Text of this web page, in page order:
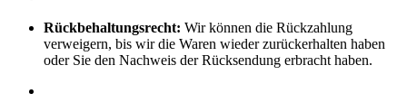
Rückbehaltungsrecht: Wir können die Rückzahlung
verweigern, bis wir die Waren wieder zurückerhalten haben
oder Sie den Nachweis der Rücksendung erbracht haben.